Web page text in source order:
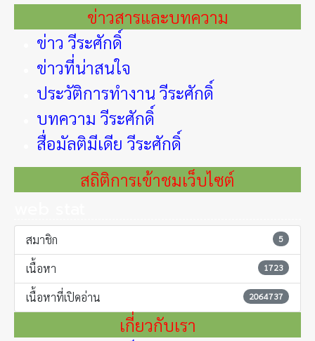
ข่าวสารและบทความ
ข่าว วีระศักดิ์
ข่าวที่น่าสนใจ
ประวัติการทำงาน วีระศักดิ์
บทความ วีระศักดิ์
สื่อมัลติมีเดีย วีระศักดิ์
สถิติการเข้าชมเว็บไซต์
สมาชิก 5
เนื้อหา 1723
เนื้อหาที่เปิดอ่าน 2064737
เกี่ยวกับเรา